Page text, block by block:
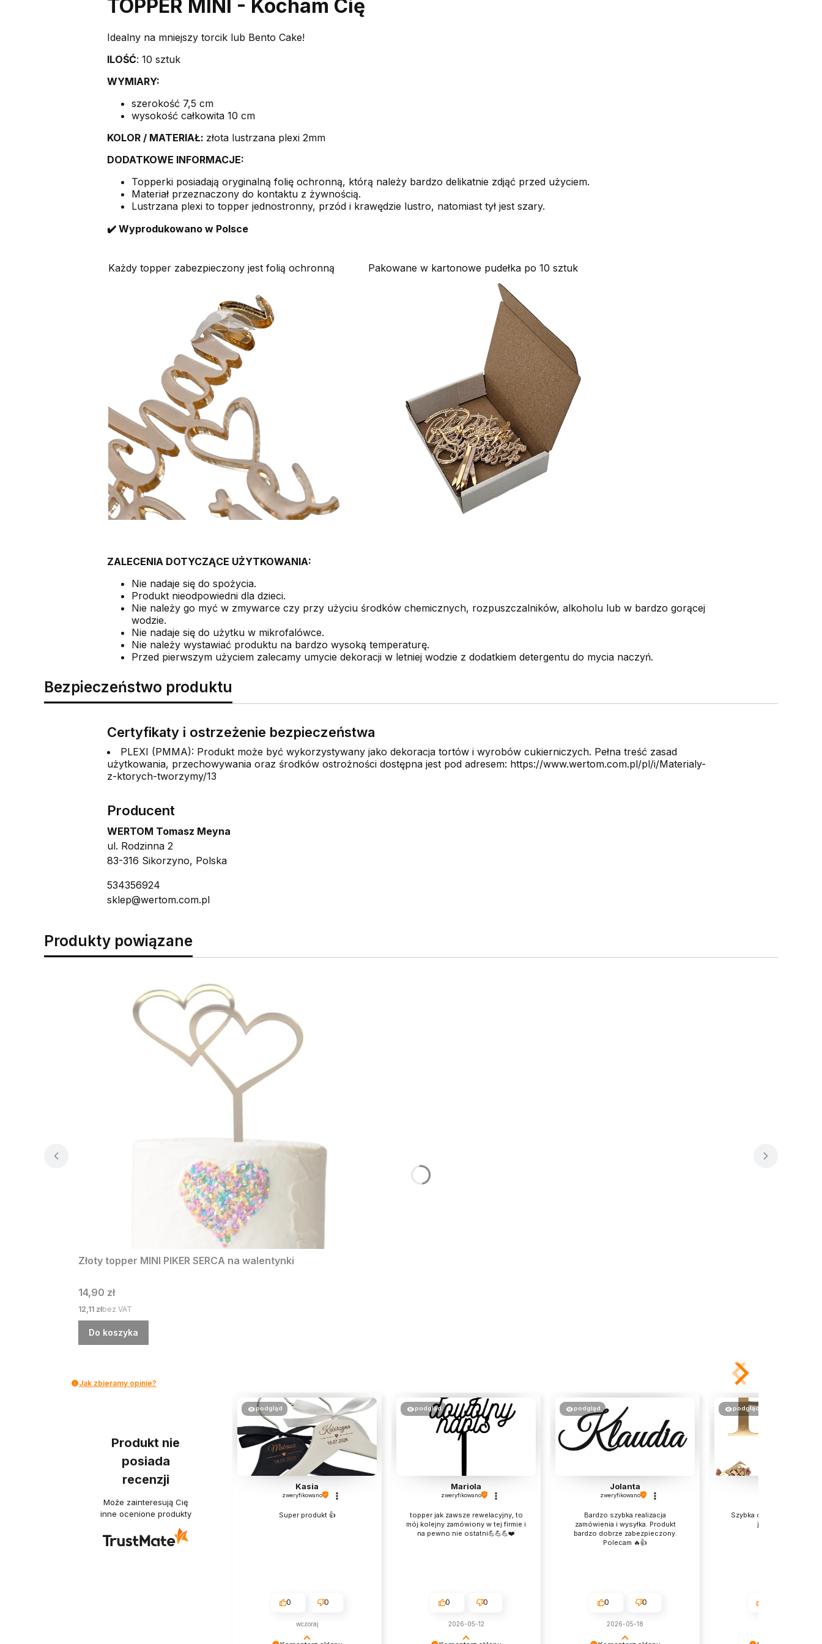
TOPPER MINI - Kocham Cię
Idealny na mniejszy torcik lub Bento Cake!
ILOŚĆ: 10 sztuk
WYMIARY:
szerokość 7,5 cm
wysokość całkowita 10 cm
KOLOR / MATERIAŁ: złota lustrzana plexi 2mm
DODATKOWE INFORMACJE:
Topperki posiadają oryginalną folię ochronną, którą należy bardzo delikatnie zdjąć przed użyciem.
Materiał przeznaczony do kontaktu z żywnością.
Lustrzana plexi to topper jednostronny, przód i krawędzie lustro, natomiast tył jest szary.
✔️ Wyprodukowano w Polsce
Każdy topper zabezpieczony jest folią ochronną Pakowane w kartonowe pudełka po 10 sztuk
ZALECENIA DOTYCZĄCE UŻYTKOWANIA:
Nie nadaje się do spożycia.
Produkt nieodpowiedni dla dzieci.
Nie należy go myć w zmywarce czy przy użyciu środków chemicznych, rozpuszczalników, alkoholu lub w bardzo gorącej
wodzie.
Nie nadaje się do użytku w mikrofalówce.
Nie należy wystawiać produktu na bardzo wysoką temperaturę.
Przed pierwszym użyciem zalecamy umycie dekoracji w letniej wodzie z dodatkiem detergentu do mycia naczyń.
Bezpieczeństwo produktu
Certyfikaty i ostrzeżenie bezpieczeństwa
PLEXI (PMMA): Produkt może być wykorzystywany jako dekoracja tortów i wyrobów cukierniczych. Pełna treść zasad
użytkowania, przechowywania oraz środków ostrożności dostępna jest pod adresem: https://www.wertom.com.pl/pl/i/Materialy-
z-ktorych-tworzymy/13
Producent
WERTOM Tomasz Meyna
ul. Rodzinna 2
83-316 Sikorzyno, Polska
534356924
sklep@wertom.com.pl
Produkty powiązane
Złoty topper MINI PIKER SERCA na walentynki
Cena
14,90 zł
Cena
12,11 złbez VAT
Do koszyka
Jak zbieramy opinie?
Produkt nie
posiada
recenzji
Może zainteresują Cię
inne ocenione produkty
podgląd
Kasia
zweryfikowano
Super produkt 👍️
0 0
wczoraj
podgląd
Mariola
zweryfikowano
topper jak zawsze rewelacyjny, to
mój kolejny zamówiony w tej firmie i
na pewno nie ostatni💪💪💪❤️
0 0
2026-05-12
podgląd
Jolanta
zweryfikowano
Bardzo szybka realizacja
zamówienia i wysyłka. Produkt
bardzo dobrze zabezpieczony.
Polecam 🔥👍️
0 0
2026-05-18
podgląd
Szybka dostawa i bardzo
jakości produkt.